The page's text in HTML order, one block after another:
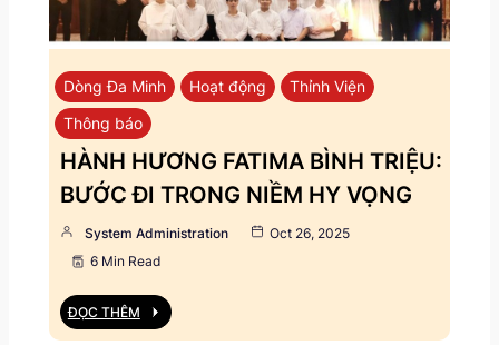
Dòng Đa Minh Hoạt động
Thỉnh Viện
Thông báo
HÀNH HƯƠNG FATIMA BÌNH TRIỆU:
BƯỚC ĐI TRONG NIỀM HY VỌNG
System Administration
Oct 26, 2025
6 Min Read
ĐỌC THÊM